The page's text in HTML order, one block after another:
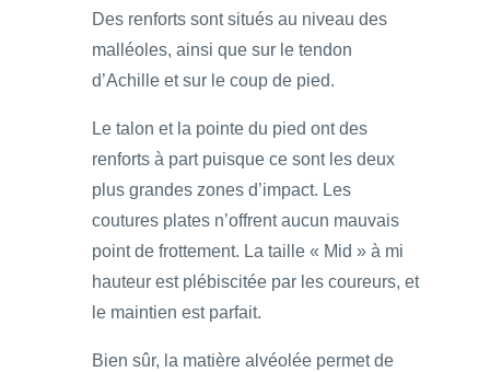
Des renforts sont situés au niveau des
malléoles, ainsi que sur le tendon
d’Achille et sur le coup de pied.
Le talon et la pointe du pied ont des
renforts à part puisque ce sont les deux
plus grandes zones d’impact. Les
coutures plates n’offrent aucun mauvais
point de frottement. La taille « Mid » à mi
hauteur est plébiscitée par les coureurs, et
le maintien est parfait.
Bien sûr, la matière alvéolée permet de